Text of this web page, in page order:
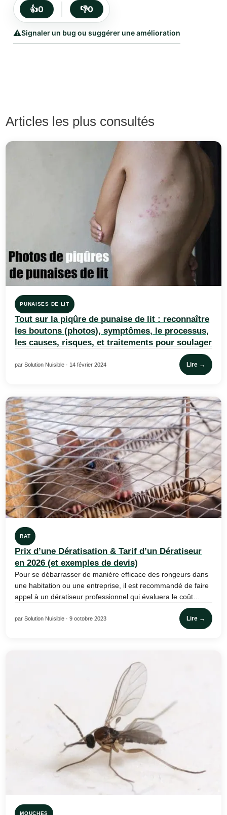
👍0 👎0
⚠️Signaler un bug ou suggérer une amélioration
Articles les plus consultés
PUNAISES DE LIT
Tout sur la piqûre de punaise de lit : reconnaître
les boutons (photos), symptômes, le processus,
les causes, risques, et traitements pour soulager
par Solution Nuisible · 14 février 2024 Lire →
RAT
Prix d’une Dératisation & Tarif d’un Dératiseur
en 2026 (et exemples de devis)
Pour se débarrasser de manière efficace des rongeurs dans
une habitation ou une entreprise, il est recommandé de faire
appel à un dératiseur professionnel qui évaluera le coût…
par Solution Nuisible · 9 octobre 2023 Lire →
MOUCHES